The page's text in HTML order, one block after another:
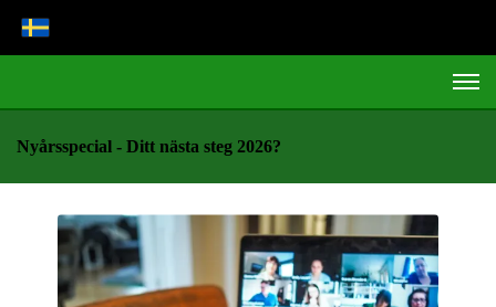
Nyårsspecial - Ditt nästa steg 2026?